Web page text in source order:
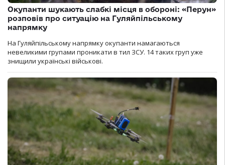
Окупанти шукають слабкі місця в обороні: «Перун»
розповів про ситуацію на Гуляйпільському
напрямку
На Гуляйпільському напрямку окупанти намагаються
невеликими групами проникати в тил ЗСУ. 14 таких груп уже
знищили українські військові.